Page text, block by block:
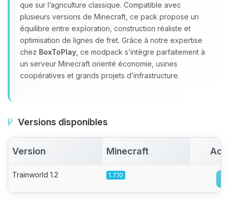
que sur l’agriculture classique. Compatible avec
plusieurs versions de Minecraft, ce pack propose un
équilibre entre exploration, construction réaliste et
optimisation de lignes de fret. Grâce à notre expertise
chez BoxToPlay , ce modpack s’intègre parfaitement à
un serveur Minecraft orienté économie, usines
coopératives et grands projets d’infrastructure.
Versions disponibles
Version Minecraft
Trainworld 1.2 1.7.10